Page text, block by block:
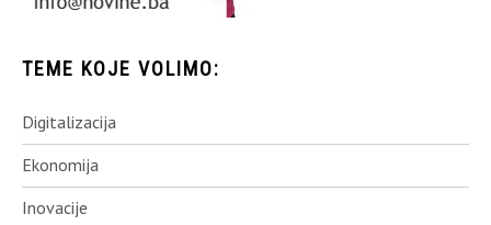
TEME KOJE VOLIMO:
Digitalizacija
Ekonomija
Inovacije